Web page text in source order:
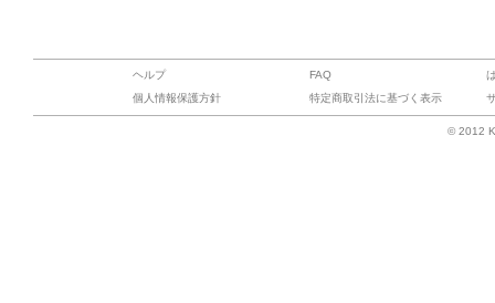
ヘルプ FAQ
個人情報保護方針
特定商取引法に基づく表示
© 2012